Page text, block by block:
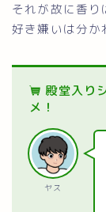
それが故に香
好き嫌いは分か
殿堂入り
メ！
ヤス